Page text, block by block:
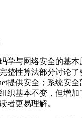
学与网络安全的基
整性算法部分讨论
提供安全；系统安
织基本不变，但增
者更易理解。